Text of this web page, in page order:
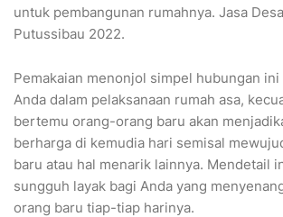
untuk pembangunan rumahnya. Jasa
Putussibau 2022.
Pemakaian menonjol simpel hubungan ini
Anda dalam pelaksanaan rumah asa,
bertemu orang-orang baru akan
berharga di kemudia hari semisal
baru atau hal menarik lainnya. Mendetail
sungguh layak bagi Anda yang
orang baru tiap-tiap harinya.